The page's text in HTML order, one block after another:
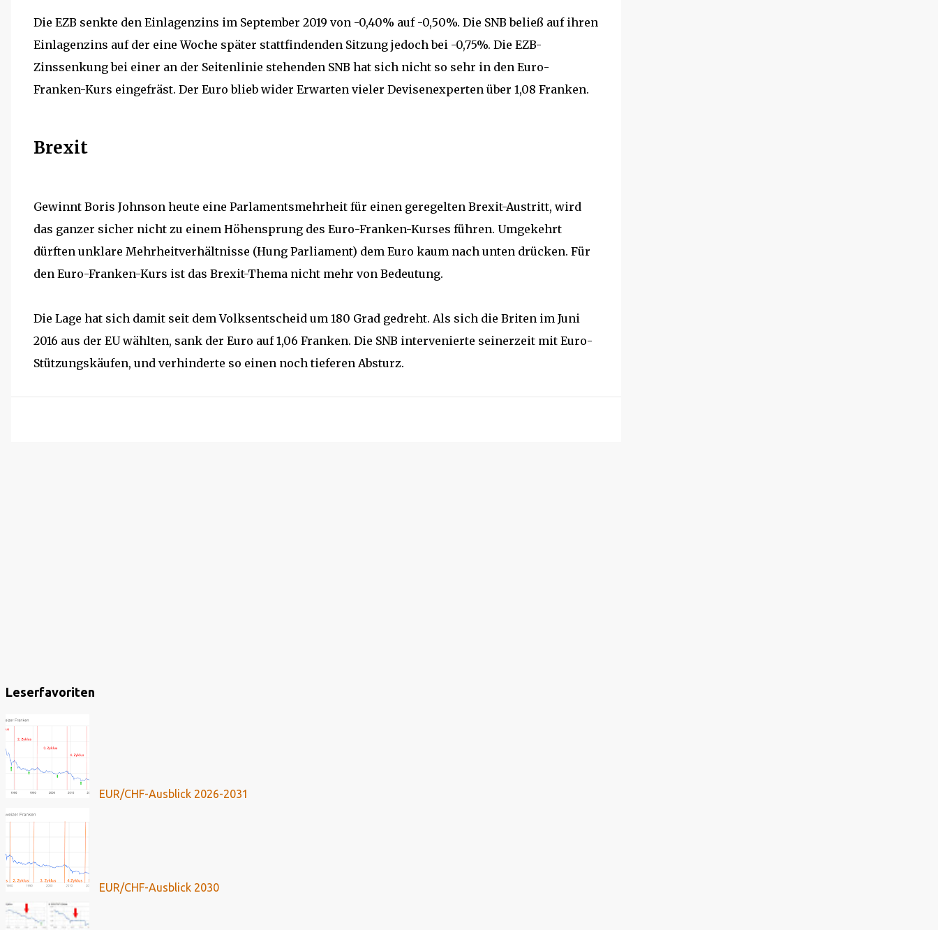
Die EZB senkte den Einlagenzins im September 2019 von -0,40% auf -0,50%. Die SNB beließ auf ihren
Einlagenzins auf der eine Woche später stattfindenden Sitzung jedoch bei -0,75%. Die EZB-
Zinssenkung bei einer an der Seitenlinie stehenden SNB hat sich nicht so sehr in den Euro-
Franken-Kurs eingefräst. Der Euro blieb wider Erwarten vieler Devisenexperten über 1,08 Franken.
Brexit
Gewinnt Boris Johnson heute eine Parlamentsmehrheit für einen geregelten Brexit-Austritt, wird
das ganzer sicher nicht zu einem Höhensprung des Euro-Franken-Kurses führen. Umgekehrt
dürften unklare Mehrheitverhältnisse (Hung Parliament) dem Euro kaum nach unten drücken. Für
den Euro-Franken-Kurs ist das Brexit-Thema nicht mehr von Bedeutung.
Die Lage hat sich damit seit dem Volksentscheid um 180 Grad gedreht. Als sich die Briten im Juni
2016 aus der EU wählten, sank der Euro auf 1,06 Franken. Die SNB intervenierte seinerzeit mit Euro-
Stützungskäufen, und verhinderte so einen noch tieferen Absturz.
Leserfavoriten
EUR/CHF-Ausblick 2026-2031
EUR/CHF-Ausblick 2030